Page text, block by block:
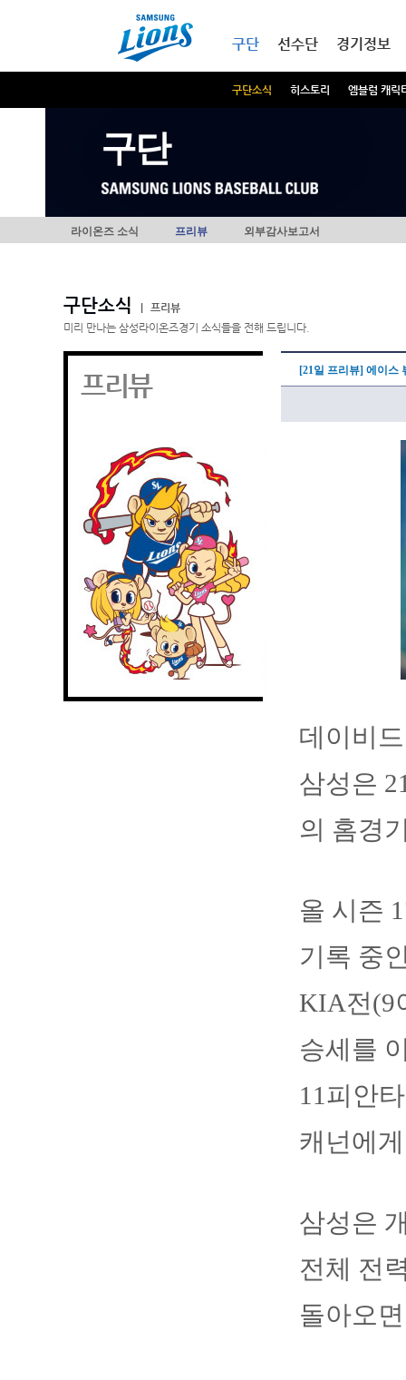
구단
구단소식 히스토리 엠블럼 캐릭
선수단 경기정보
구단
라이온즈 소식 프리뷰 외부감사보고서
구단소식
프리뷰
미리 만나는 삼성라이온즈경기 소식들을 전해 드립니다.
프리뷰 [21일 프리뷰] 에이스
데이비
삼성은
의 홈경
올 시즌
기록 중
KIA전(9
승세를
11피안
캐넌에
삼성은
전체 전
돌아오